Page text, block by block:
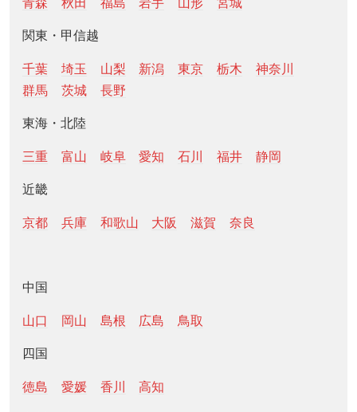
青森 秋田 福島 岩手 山形 宮城
関東・甲信越
千葉 埼玉 山梨 新潟 東京 栃木
神奈川
群馬
茨城 長野
東海・北陸
三重 富山 岐阜 愛知 石川 福井 静岡
近畿
京都 兵庫 和歌山 大阪 滋賀 奈良
中国
山口 岡山 島根 広島 鳥取
四国
徳島 愛媛 香川 高知